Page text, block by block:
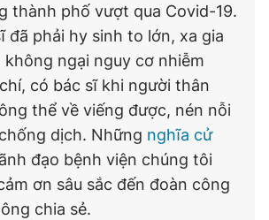
thành phố vượt qua Covid-19.
đã phải hy sinh to lớn, xa gia
không ngại nguy cơ nhiễm
có bác sĩ khi người thân
thể về viếng được, nén nỗi
dịch. Những nghĩa cử
đạo bệnh viện chúng tôi
ơn sâu sắc đến đoàn công
chia sẻ.